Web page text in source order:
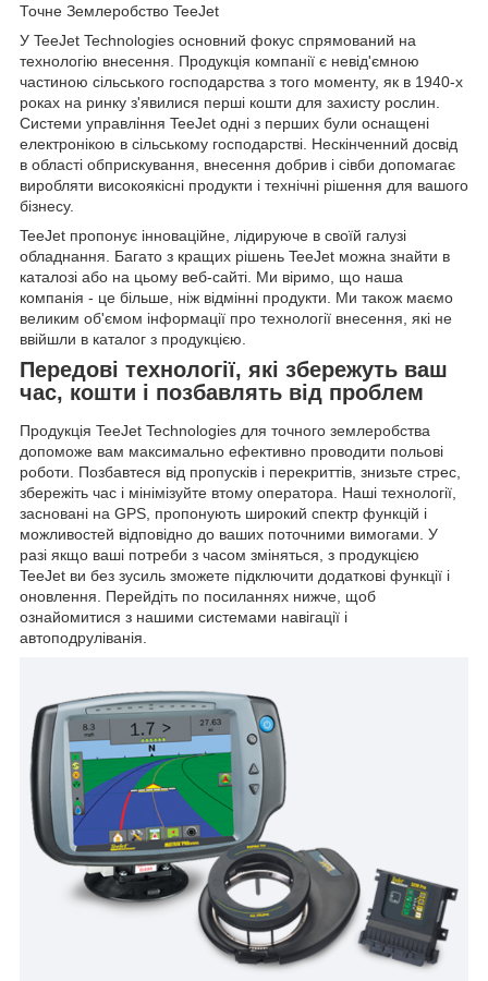
Точне Землеробство TeeJet
У TeeJet Technologies основний фокус спрямований на
технологію внесення. Продукція компанії є невід'ємною
частиною сільського господарства з того моменту, як в 1940-х
роках на ринку з'явилися перші кошти для захисту рослин.
Системи управління TeeJet одні з перших були оснащені
електронікою в сільському господарстві. Нескінченний досвід
в області обприскування, внесення добрив і сівби допомагає
виробляти високоякісні продукти і технічні рішення для вашого
бізнесу.
TeeJet пропонує інноваційне, лідируюче в своїй галузі
обладнання. Багато з кращих рішень TeeJet можна знайти в
каталозі або на цьому веб-сайті. Ми віримо, що наша
компанія - це більше, ніж відмінні продукти. Ми також маємо
великим об'ємом інформації про технології внесення, які не
ввійшли в каталог з продукцією.
Передові технології, які збережуть ваш
час, кошти і позбавлять від проблем
Продукція TeeJet Technologies для точного землеробства
допоможе вам максимально ефективно проводити польові
роботи. Позбавтеся від пропусків і перекриттів, знизьте стрес,
збережіть час і мінімізуйте втому оператора. Наші технології,
засновані на GPS, пропонують широкий спектр функцій і
можливостей відповідно до ваших поточними вимогами. У
разі якщо ваші потреби з часом зміняться, з продукцією
TeeJet ви без зусиль зможете підключити додаткові функції і
оновлення. Перейдіть по посиланнях нижче, щоб
ознайомитися з нашими системами навігації і
автоподруліванія.